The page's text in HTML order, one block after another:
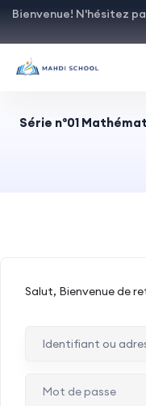
Bienvenue! N'hésitez
Série n°01
Salut, Bienvenue de